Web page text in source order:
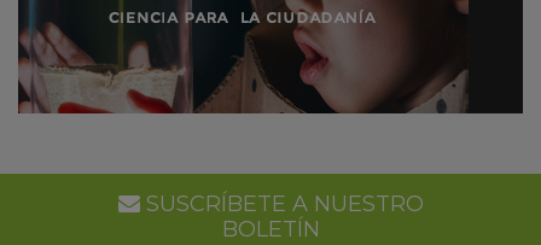
SUSCRÍBETE A NUESTRO
BOLETÍN